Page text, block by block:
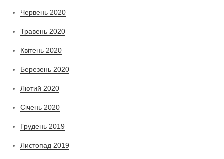
Червень 2020
Травень 2020
Квітень 2020
Березень 2020
Лютий 2020
Січень 2020
Грудень 2019
Листопад 2019